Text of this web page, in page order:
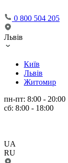
0 800 504 205
Львів
Київ
Львів
Житомир
пн-пт: 8:00 - 20:00
сб: 8:00 - 18:00
UA
RU